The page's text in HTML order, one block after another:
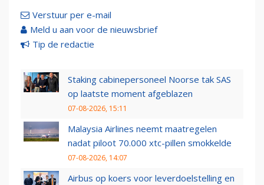
Verstuur per e-mail
Meld u aan voor de nieuwsbrief
Tip de redactie
Staking cabinepersoneel Noorse tak SAS
op laatste moment afgeblazen
07-08-2026, 15:11
Malaysia Airlines neemt maatregelen
nadat piloot 70.000 xtc-pillen smokkelde
07-08-2026, 14:07
Airbus op koers voor leverdoelstelling en